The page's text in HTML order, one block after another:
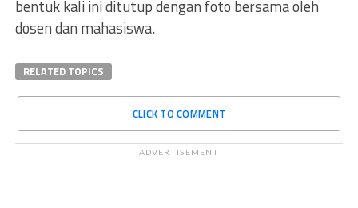
bentuk kali ini ditutup dengan foto bersama oleh
dosen dan mahasiswa.
RELATED TOPICS
CLICK TO COMMENT
ADVERTISEMENT